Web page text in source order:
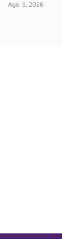
Ago. 5, 2026